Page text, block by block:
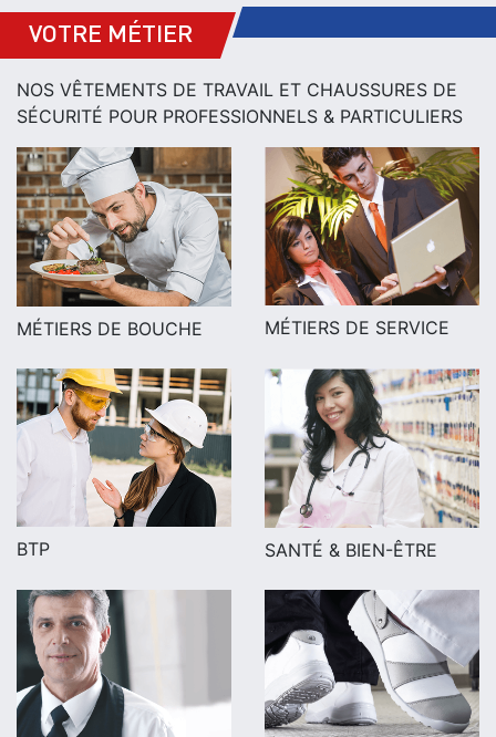
VOTRE MÉTIER
NOS VÊTEMENTS DE TRAVAIL ET CHAUSSURES DE
SÉCURITÉ POUR PROFESSIONNELS & PARTICULIERS
MÉTIERS DE BOUCHE MÉTIERS DE SERVICE
BTP SANTÉ & BIEN-ÊTRE